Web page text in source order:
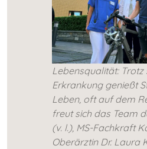
Lebensqualität: Trotz
Erkrankung genießt
Leben, oft auf dem
freut sich das Team
(v. l.), MS-Fachkraft
Oberärztin Dr. Laura